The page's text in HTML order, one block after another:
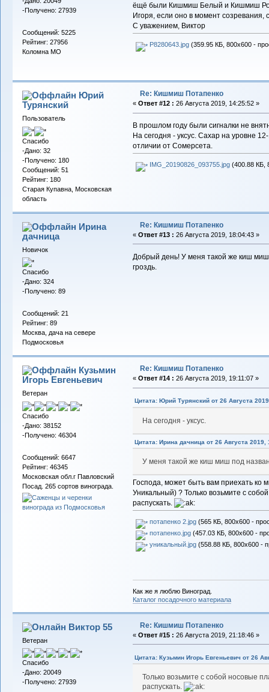
-Получено: 27939
Сообщений: 5225
Рейтинг: 27956
Коломна МО
ёщё были Кишмиш Белый и Кишмиш
Игоря, если оно в момент
С уважением, Виктор
P8280643.jpg(359.95 КБ, 800x600 -
Юрий
Турянский
Пользователь
Спасибо
-Дано: 32
-Получено: 180
Сообщений: 51
Рейтинг: 180
Старая Купавна, Московская
область
Re: Кишмиш Потапенко
« Ответ #12 : 26 Августа 2019, 14:25:52 »
В прошлом году были сигналки не
На сегодня - уксус. Сахар на уровне
отличии от Сомерсета.
IMG_20190826_093755.jpg(400.88 КБ,
Ирина
дачница
Новичок
Спасибо
-Дано: 324
-Получено: 89
Сообщений: 21
Рейтинг: 89
Москва, дача на севере
Подмосковья
Re: Кишмиш Потапенко
« Ответ #13 : 26 Августа 2019, 18:04:43 »
Добрый день! У меня такой же киш
гроздь.
Кузьмин
Игорь Евгеньевич
Ветеран
Спасибо
-Дано: 38152
-Получено: 46304
Сообщений: 6647
Рейтинг: 46345
Московская обл.г Павловский
Посад. 265 сортов винограда.
Re: Кишмиш Потапенко
« Ответ #14 : 26 Августа 2019, 19:11:07 »
Цитата: Юрий Турянский от 26 Августа
На сегодня - уксус.
Цитата: Ирина дачница от 26 Августа 2019,
У меня такой же киш миш под
Господа, может быть вам приехать
Уникальный) ? Только возьмите с
распускать.
потапенко 2.jpg(565 КБ, 800x600 -
потапенко.jpg(457.03 КБ, 800x600 -
уникальный.jpg(558.88 КБ, 800x600 -
Как же я люблю Виноград.
Каталог посадочного материала
Виктор 55
Ветеран
Спасибо
-Дано: 20049
-Получено: 27939
Re: Кишмиш Потапенко
« Ответ #15 : 26 Августа 2019, 21:18:46 »
Цитата: Кузьмин Игорь Евгеньевич от 26
Только возьмите с собой носовые
распускать.